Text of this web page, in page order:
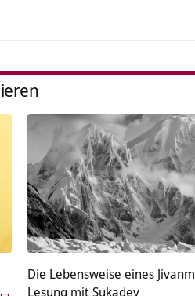
Die Lebensweise eines
Lesung mit Sukadev